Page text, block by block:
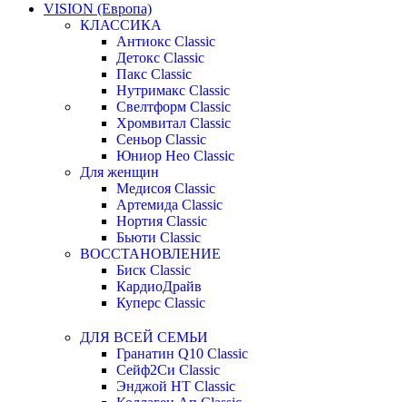
VISION (Европа)
КЛАССИКА
Антиокс Classic
Детокс Classic
Пакс Classic
Нутримакс Classic
Свелтформ Classic
Хромвитал Classic
Сеньор Classic
Юниор Нео Classic
Для женщин
Медисоя Classic
Артемида Classic
Нортия Classic
Бьюти Classic
ВОССТАНОВЛЕНИЕ
Биск Classic
КардиоДрайв
Куперс Classic
ДЛЯ ВСЕЙ СЕМЬИ
Гранатин Q10 Classic
Сейф2Си Classic
Энджой НТ Classic